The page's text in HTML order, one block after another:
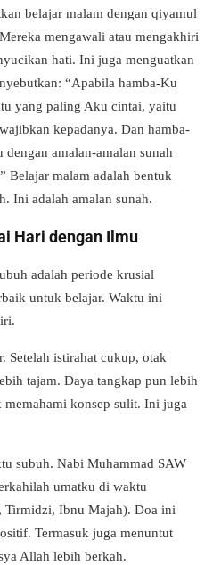
belajar malam dengan qiyamul
mengawali atau mengakhiri
hati. Ini juga menguatkan
“Apabila hamba-Ku
yang paling Aku cintai, yaitu
kepadanya. Dan hamba-
amalan-amalan sunah
malam adalah bentuk
Ini adalah amalan sunah.
Hari dengan Ilmu
adalah periode krusial
untuk belajar. Waktu ini
Setelah istirahat cukup, otak
tajam. Daya tangkap pun lebih
konsep sulit. Ini juga
subuh. Nabi Muhammad SAW
umatku di waktu
Tirmidzi, Ibnu Majah). Doa ini
Termasuk juga menuntut
Allah lebih berkah.